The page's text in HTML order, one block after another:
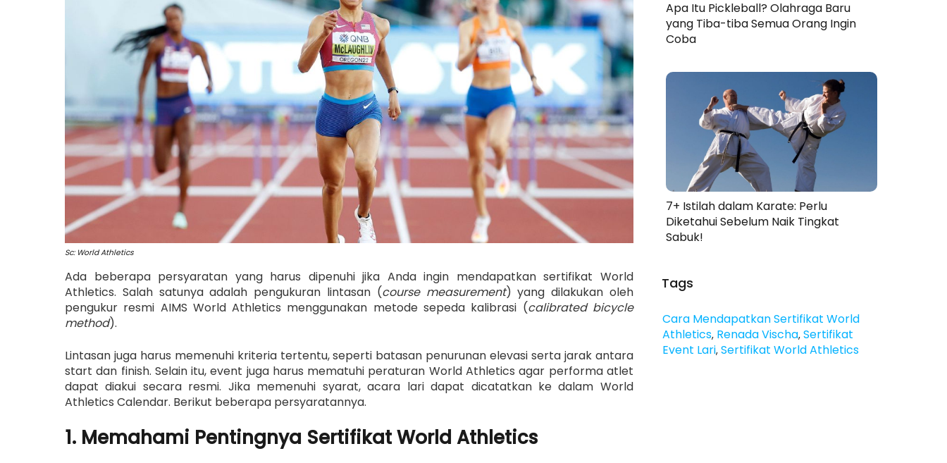
Sc: World Athletics
Ada beberapa persyaratan yang harus dipenuhi jika Anda ingin mendapatkan sertifikat World
Athletics. Salah satunya adalah pengukuran lintasan (course measurement) yang dilakukan oleh
pengukur resmi AIMS World Athletics menggunakan metode sepeda kalibrasi (calibrated bicycle
method).
Lintasan juga harus memenuhi kriteria tertentu, seperti batasan penurunan elevasi serta jarak antara
start dan finish. Selain itu, event juga harus mematuhi peraturan World Athletics agar performa atlet
dapat diakui secara resmi. Jika memenuhi syarat, acara lari dapat dicatatkan ke dalam World
Athletics Calendar. Berikut beberapa persyaratannya.
1. Memahami Pentingnya Sertifikat World Athletics
Apa Itu Pickleball? Olahraga Baru
yang Tiba-tiba Semua Orang Ingin
Coba
7+ Istilah dalam Karate: Perlu
Diketahui Sebelum Naik Tingkat
Sabuk!
Tags
Cara Mendapatkan Sertifikat World
Athletics, Renada Vischa, Sertifikat
Event Lari, Sertifikat World Athletics